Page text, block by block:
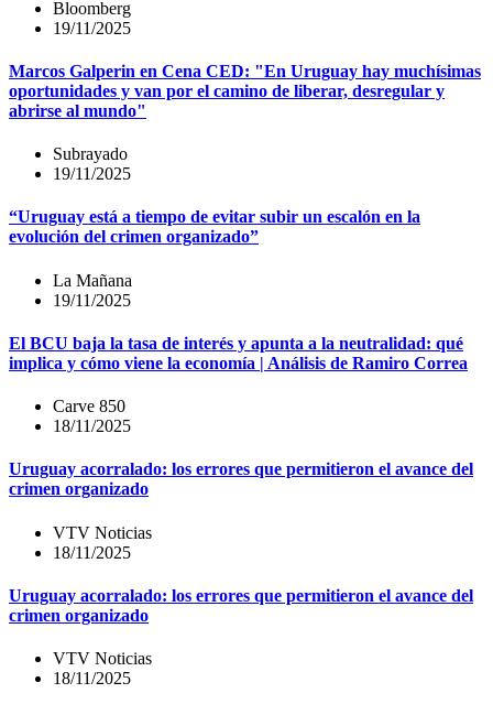
Bloomberg
19/11/2025
Marcos Galperin en Cena CED: "En Uruguay hay muchísimas
oportunidades y van por el camino de liberar, desregular y
abrirse al mundo"
Subrayado
19/11/2025
“Uruguay está a tiempo de evitar subir un escalón en la
evolución del crimen organizado”
La Mañana
19/11/2025
El BCU baja la tasa de interés y apunta a la neutralidad: qué
implica y cómo viene la economía | Análisis de Ramiro Correa
Carve 850
18/11/2025
Uruguay acorralado: los errores que permitieron el avance del
crimen organizado
VTV Noticias
18/11/2025
Uruguay acorralado: los errores que permitieron el avance del
crimen organizado
VTV Noticias
18/11/2025